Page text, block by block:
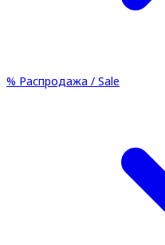
% Распродажа / Sale